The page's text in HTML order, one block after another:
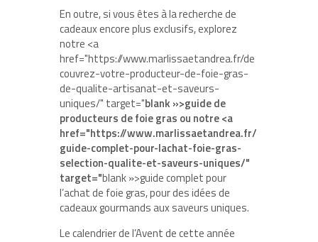
En outre, si vous êtes à la recherche de
cadeaux encore plus exclusifs, explorez
notre <a
href="https://www.marlissaetandrea.fr/de
couvrez-votre-producteur-de-foie-gras-
de-qualite-artisanat-et-saveurs-
uniques/" target="blank »>guide de
producteurs de foie gras ou notre <a
href="https://www.marlissaetandrea.fr/
guide-complet-pour-lachat-foie-gras-
selection-qualite-et-saveurs-uniques/"
target="blank »>guide complet pour
l’achat de foie gras, pour des idées de
cadeaux gourmands aux saveurs uniques.
Le calendrier de l’Avent de cette année